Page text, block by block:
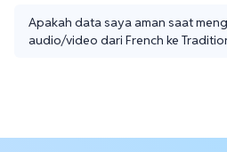
Apakah data saya aman saat
audio/video dari French ke